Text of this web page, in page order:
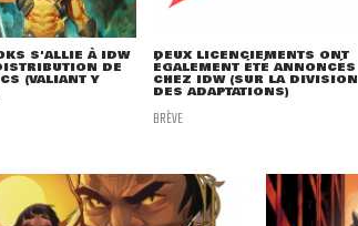
S'ALLIE À IDW
DE
(VALIANT Y
DEUX LICENCIEMENTS ONT
ÉGALEMENT ÉTÉ ANNONCÉS
CHEZ IDW (SUR LA DIVISION
DES ADAPTATIONS)
BRÈVE